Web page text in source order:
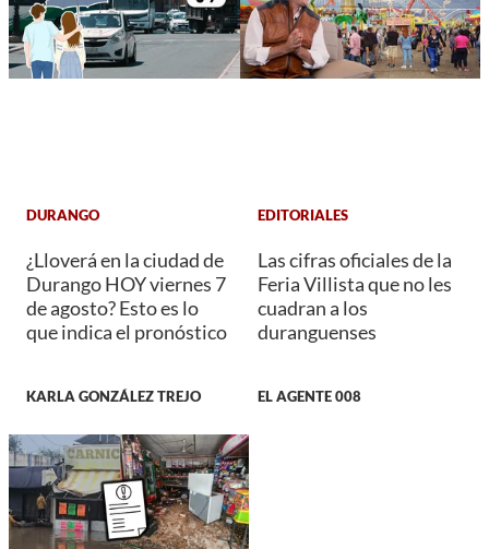
DURANGO
¿Lloverá en la ciudad de
Durango HOY viernes 7
de agosto? Esto es lo
que indica el pronóstico
KARLA GONZÁLEZ TREJO
EDITORIALES
Las cifras oficiales de la
Feria Villista que no les
cuadran a los
duranguenses
EL AGENTE 008